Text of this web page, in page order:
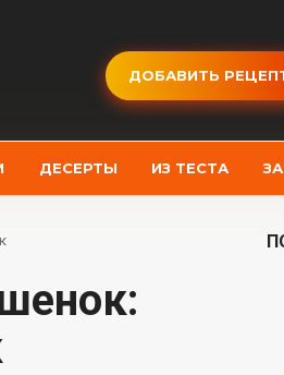
ДОБАВИТЬ
ДЕСЕРТЫ ИЗ ТЕСТА